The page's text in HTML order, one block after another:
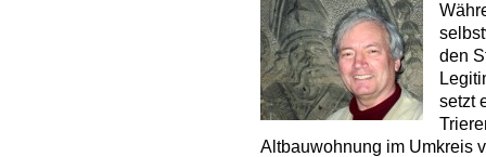
den
setzt
Altbauwohnung im Umkreis